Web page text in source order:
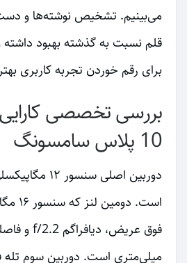
می‌بینیم. تشخیص نوشته‌ها و
قلم نسبت به گذشته بهبود
برای رقم خوردن تجربه کاربری
بررسی تخصصی
10 پلاس سامسونگ
دوربین اصلی
است.
میلی‌متری است. دوربین سوم تله